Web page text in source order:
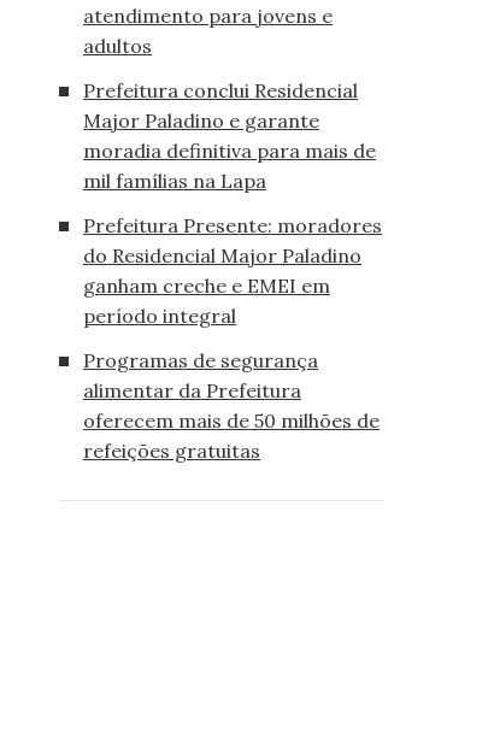
atendimento para jovens e
adultos
Prefeitura conclui Residencial
Major Paladino e garante
moradia definitiva para mais de
mil famílias na Lapa
Prefeitura Presente: moradores
do Residencial Major Paladino
ganham creche e EMEI em
período integral
Programas de segurança
alimentar da Prefeitura
oferecem mais de 50 milhões de
refeições gratuitas